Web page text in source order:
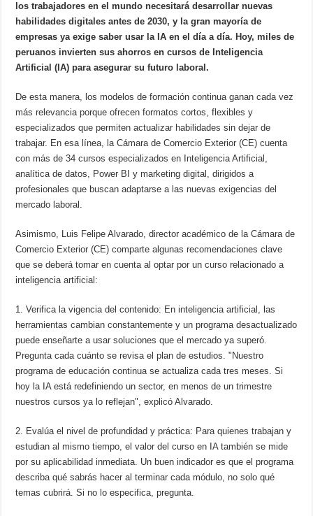
los trabajadores en el mundo necesitará desarrollar nuevas
habilidades digitales antes de 2030, y la gran mayoría de
empresas ya exige saber usar la IA en el día a día. Hoy, miles de
peruanos invierten sus ahorros en cursos de Inteligencia
Artificial (IA) para asegurar su futuro laboral.
De esta manera, los modelos de formación continua ganan cada vez
más relevancia porque ofrecen formatos cortos, flexibles y
especializados que permiten actualizar habilidades sin dejar de
trabajar. En esa línea, la Cámara de Comercio Exterior (CE) cuenta
con más de 34 cursos especializados en Inteligencia Artificial,
analítica de datos, Power BI y marketing digital, dirigidos a
profesionales que buscan adaptarse a las nuevas exigencias del
mercado laboral.
Asimismo, Luis Felipe Alvarado, director académico de la Cámara de
Comercio Exterior (CE) comparte algunas recomendaciones clave
que se deberá tomar en cuenta al optar por un curso relacionado a
inteligencia artificial:
1. Verifica la vigencia del contenido: En inteligencia artificial, las
herramientas cambian constantemente y un programa desactualizado
puede enseñarte a usar soluciones que el mercado ya superó.
Pregunta cada cuánto se revisa el plan de estudios. "Nuestro
programa de educación continua se actualiza cada tres meses. Si
hoy la IA está redefiniendo un sector, en menos de un trimestre
nuestros cursos ya lo reflejan", explicó Alvarado.
2. Evalúa el nivel de profundidad y práctica: Para quienes trabajan y
estudian al mismo tiempo, el valor del curso en IA también se mide
por su aplicabilidad inmediata. Un buen indicador es que el programa
describa qué sabrás hacer al terminar cada módulo, no solo qué
temas cubrirá. Si no lo especifica, pregunta.